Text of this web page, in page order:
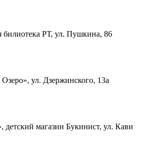
билиотека РТ, ул. Пушкина, 86
ул. Дзержинского, 13а
детский магазин Букинист, ул. Кави